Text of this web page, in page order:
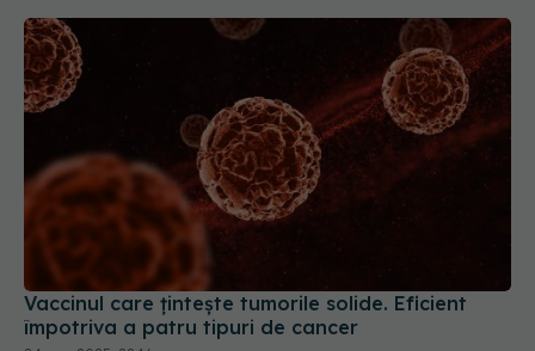
Vaccinul care țintește tumorile solide. Eficient
împotriva a patru tipuri de cancer
24 mar 2025, 22:16